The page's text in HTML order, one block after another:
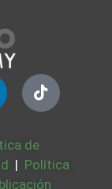
de
| Política